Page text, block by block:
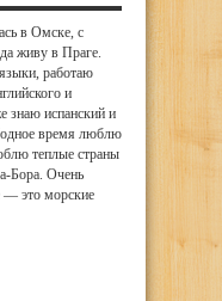
в Омске, с
живу в Праге.
работаю
и
знаю испанский и
время люблю
теплые страны
Бора. Очень
это морские